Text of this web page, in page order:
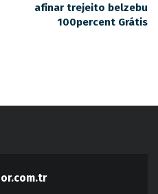
afinar trejeito belzebu
100percent Grátis